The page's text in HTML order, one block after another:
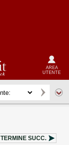
AREA
UTENTE
TERMINE SUCC.